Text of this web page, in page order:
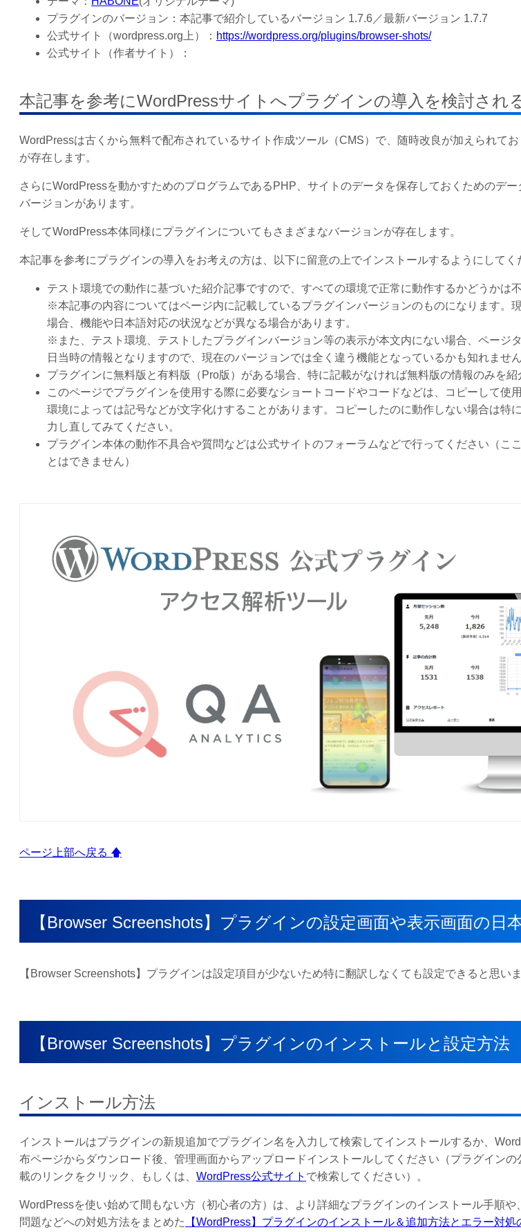
プラグインのバージョン：本記事で紹介しているバージョン 1.7.6／最新バージョン 1.7.7
公式サイト（wordpress.org上）： https://wordpress.org/plugins/browser-shots/
公式サイト（作者サイト）：
本記事を参考にWordPressサイトへプラグインの導入を検討され
WordPressは古くから無料で配布されているサイト作成ツール（CMS）で、随時改良が加えられて
が存在します。
さらにWordPressを動かすためのプログラムであるPHP、サイトのデータを保存しておくためのデ
バージョンがあります。
そしてWordPress本体同様にプラグインについてもさまざまなバージョンが存在します。
本記事を参考にプラグインの導入をお考えの方は、以下に留意の上でインストールするようにしてく
テスト環境での動作に基づいた紹介記事ですので、すべての環境で正常に動作するかどうかは
※本記事の内容についてはページ内に記載しているプラグインバージョンのものになります。
場合、機能や日本語対応の状況などが異なる場合があります。
※また、テスト環境、テストしたプラグインバージョン等の表示が本文内にない場合、ページ
日当時の情報となりますので、現在のバージョンでは全く違う機能となっているかも知れません
プラグインに無料版と有料版（Pro版）がある場合、特に記載がなければ無料版の情報のみを紹
このページでプラグインを使用する際に必要なショートコードやコードなどは、コピーして使
環境によっては記号などが文字化けすることがあります。コピーしたのに動作しない場合は特に
力し直してみてください。
プラグイン本体の動作不具合や質問などは公式サイトのフォーラムなどで行ってください（こ
とはできません）
ページ上部へ戻る 🡅
【Browser Screenshots】プラグインの設定画面や表示画面の日
【Browser Screenshots】プラグインは設定項目が少ないため特に翻訳しなくても設定できると思いま
【Browser Screenshots】プラグインのインストールと設定方法
インストール方法
インストールはプラグインの新規追加でプラグイン名を入力して検索してインストールするか、
布ページからダウンロード後、管理画面からアップロードインストールしてください（プラグイン
載のリンクをクリック、もしくは、 WordPress公式サイト で検索してください）。
WordPressを使い始めて間もない方（初心者の方）は、より詳細なプラグインのインストール手順や
問題などへの対処方法をまとめた
【WordPress】プラグインのインストール＆追加方法とエラー対処